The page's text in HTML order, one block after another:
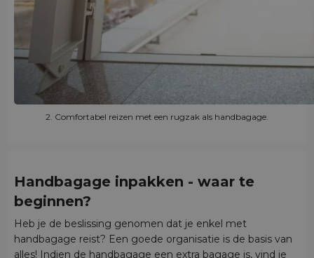
2. Comfortabel reizen met een rugzak als handbagage.
Handbagage inpakken - waar te
beginnen?
Heb je de beslissing genomen dat je enkel met
handbagage reist? Een goede organisatie is de basis van
alles! Indien de handbagage een extra bagage is, vind je